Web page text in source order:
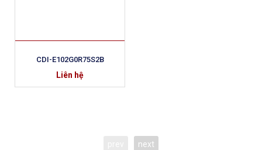
CDI-E102G0R75S2B
Liên hệ
next